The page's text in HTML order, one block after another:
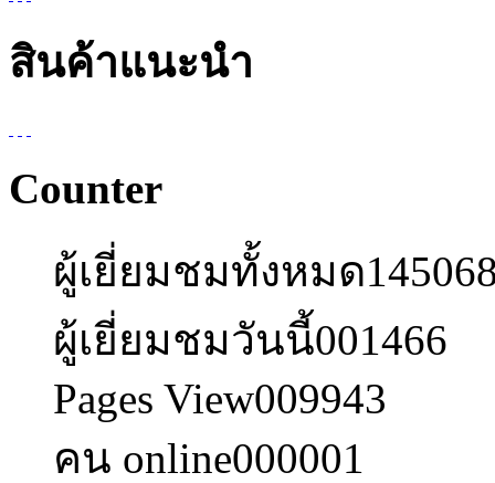
สินค้าแนะนำ
Counter
ผู้เยี่ยมชมทั้งหมด
ผู้เยี่ยมชมวันนี้001466
Pages View009943
คน online000001